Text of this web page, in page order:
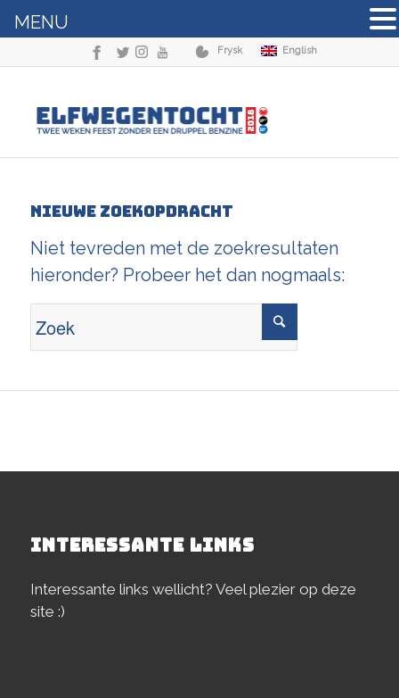
Frysk English
Nieuwe zoekopdracht
Niet tevreden met de zoekresultaten
hieronder? Probeer het dan nogmaals:
INTERESSANTE LINKS
Interessante links wellicht? Veel plezier op deze
site :)
MENU